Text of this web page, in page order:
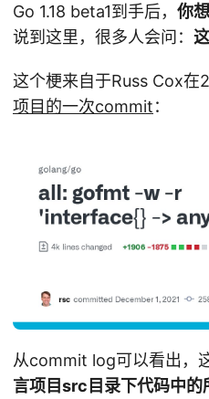
Go 1.18 beta1到手后， 你
说到这里，很多人会问：
这个梗来自于Russ Cox在
项目的一次commit：
从commit log可以看出，
言项目src目录下代码中